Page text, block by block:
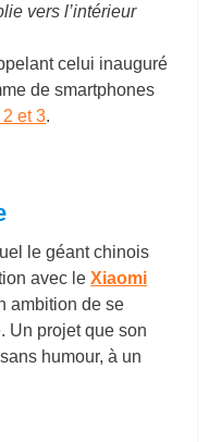
vers l’intérieur
celui inauguré
de smartphones
et 3.
le géant chinois
avec leXiaomi
ambition de se
Un projet que son
humour, à un